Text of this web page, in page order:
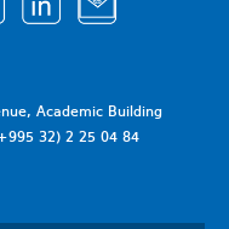
Academic Building
32) 2 25 04 84